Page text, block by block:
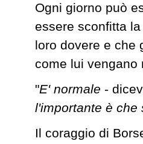
Ogni giorno può
essere sconfitta
loro dovere e che
come lui vengano
"E' normale -
l'importante è
Il coraggio di